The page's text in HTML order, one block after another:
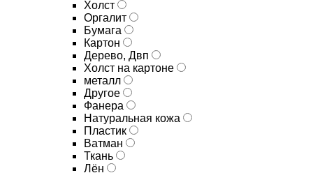
Холст
Оргалит
Бумага
Картон
Дерево, Двп
Холст на картоне
металл
Другое
Фанера
Натуральная кожа
Пластик
Ватман
Ткань
Лён